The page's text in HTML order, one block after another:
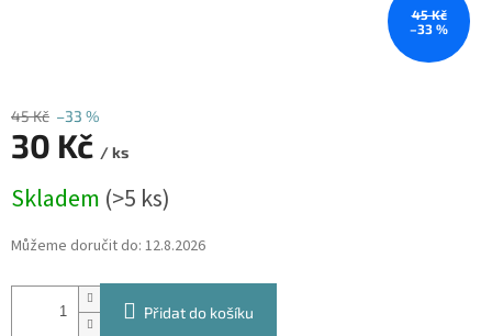
45 Kč
–33 %
45 Kč –33 %
30 Kč / ks
cena:
Skladem (>5 ks)
Můžeme doručit do: 12.8.2026
Přidat do košíku